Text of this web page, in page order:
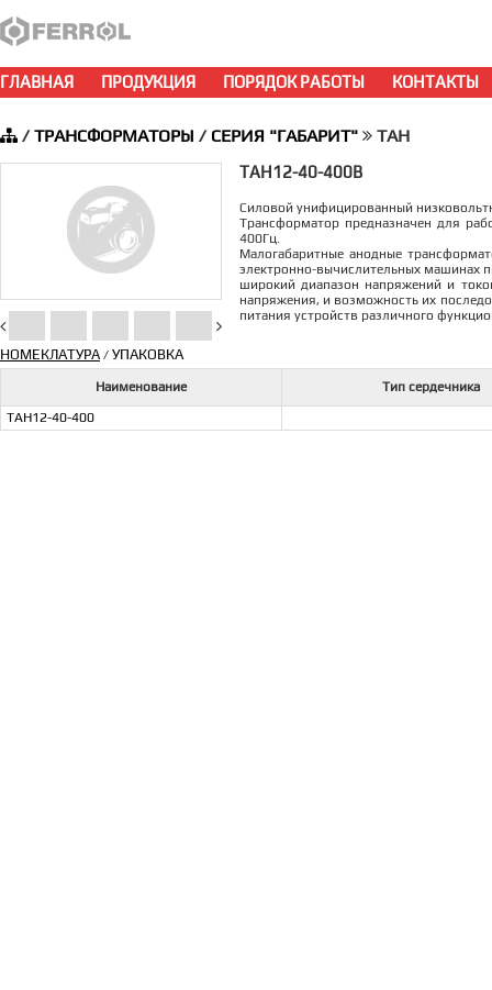
ГЛАВНАЯ ПРОДУКЦИЯ ПОРЯДОК РАБОТЫ КОНТАКТЫ
/ТРАНСФОРМАТОРЫ / СЕРИЯ "ГАБАРИТ" ТАН
ТАН12-40-400В
Силовой унифицированный
Трансформатор предназначен для
400Гц.
Малогабаритные aнодные
электронно-вычислительных машинах
широкий диапазон напряжений и
напряжения, и возможность их
питания устройств различного
НОМЕКЛАТУРА/ УПАКОВКА
Наименование
Тип сердечника
ТАН12-40-400